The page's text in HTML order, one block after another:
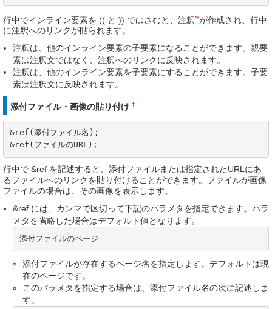
行中でインライン要素を (( と )) ではさむと、注釈*3が作成され、行中
に注釈へのリンクが貼られます。
注釈は、他のインライン要素の子要素になることができます。親要
素は注釈文ではなく、注釈へのリンクに反映されます。
注釈は、他のインライン要素を子要素にすることができます。子要
素は注釈文に反映されます。
添付ファイル・画像の貼り付け †
&ref(添付ファイル名);
&ref(ファイルのURL);
行中で &ref を記述すると、添付ファイルまたは指定されたURLにあ
るファイルへのリンクを貼り付けることができます。ファイルが画像
ファイルの場合は、その画像を表示します。
&ref には、カンマで区切って下記のパラメタを指定できます。パラ
メタを省略した場合はデフォルト値となります。
添付ファイルのページ
添付ファイルが存在するページ名を指定します。デフォルトは現
在のページです。
このパラメタを指定する場合は、添付ファイル名の次に記述しま
す。